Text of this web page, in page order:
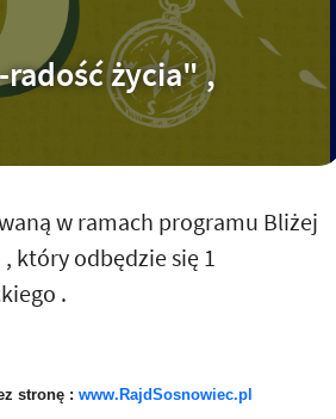
życia" ,
w ramach programu Bliżej
który odbędzie się 1
.
stronę : www.RajdSosnowiec.pl